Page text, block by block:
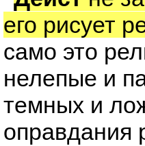
его рисует
само это
нелепые и
темных и
оправдания